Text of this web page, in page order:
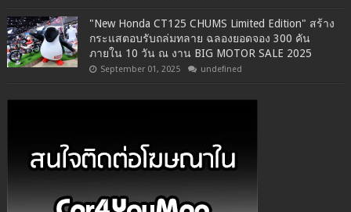
"New Honda CT125 CHUMS Limited Edition" สร้าง
กระแสตอบรับถล่มทลาย ฉลองยอดจอง 300 คัน
ภายใน 10 วัน ณ งาน BIG MOTOR SALE 2025
September 01, 2025 undefined